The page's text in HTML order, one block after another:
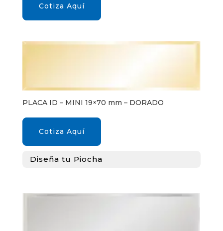
Cotiza Aquí
PLACA ID – MINI 19×70 mm – DORADO
Cotiza Aquí
Diseña tu Piocha